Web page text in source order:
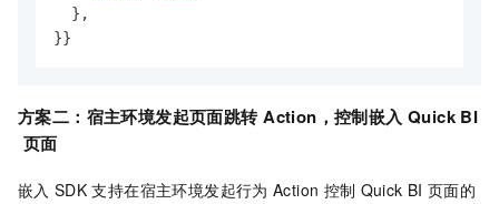
  },
}}
方案二：宿主环境发起页面跳转 Action，控制嵌入 Quick BI
页面
嵌入 SDK 支持在宿主环境发起行为 Action 控制 Quick BI 页面的